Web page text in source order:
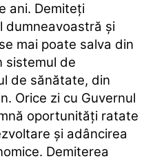
ani. Demiteţi
dumneavoastră şi
mai poate salva din
sistemul de
de sănătate, din
Orice zi cu Guvernul
oportunităţi ratate
şi adâncirea
Demiterea